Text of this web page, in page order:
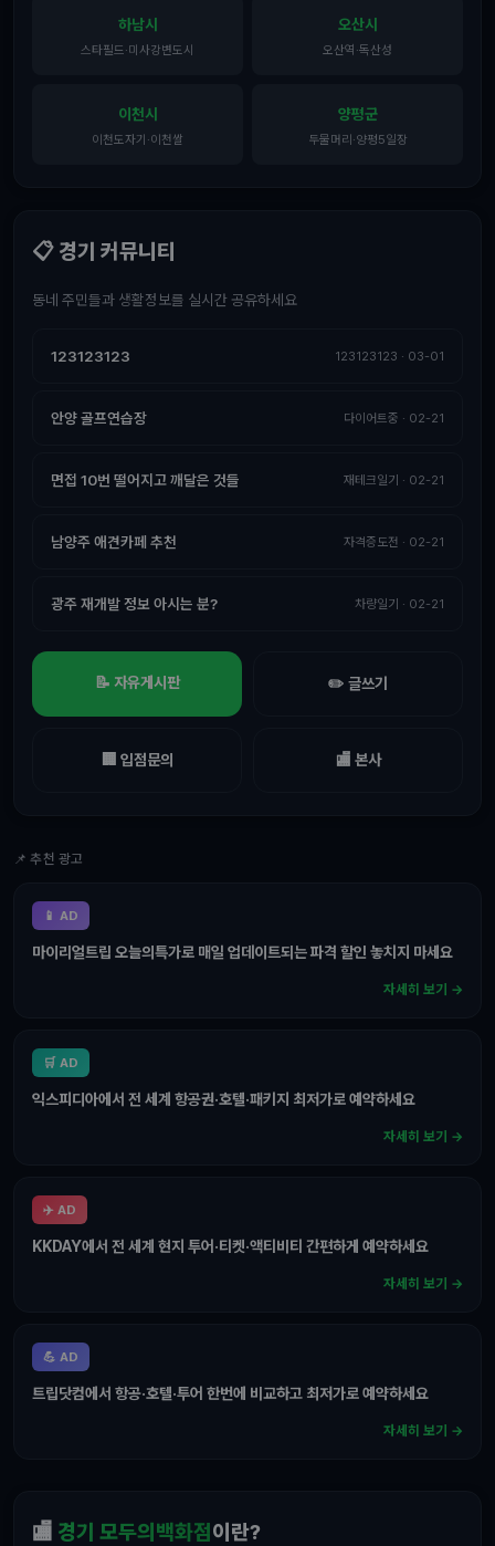
하남시
스타필드·미사강변도시
오산시
오산역·독산성
이천시
이천도자기·이천쌀
양평군
두물머리·양평5일장
📋 경기 커뮤니티
동네 주민들과 생활정보를 실시간 공유하세요
123123123 123123123 · 03-01
안양 골프연습장 다이어트중 · 02-21
면접 10번 떨어지고 깨달은 것들 재테크일기 · 02-21
남양주 애견카페 추천 자격증도전 · 02-21
광주 재개발 정보 아시는 분? 차량일기 · 02-21
📝 자유게시판 ✏️ 글쓰기
🏢 입점문의 🏬 본사
📌 추천 광고
📱 AD
마이리얼트립 오늘의특가로 매일 업데이트되는 파격 할인 놓치지 마세요
자세히 보기 →
🛒 AD
익스피디아에서 전 세계 항공권·호텔·패키지 최저가로 예약하세요
자세히 보기 →
✈️ AD
KKDAY에서 전 세계 현지 투어·티켓·액티비티 간편하게 예약하세요
자세히 보기 →
💪 AD
트립닷컴에서 항공·호텔·투어 한번에 비교하고 최저가로 예약하세요
자세히 보기 →
🏬 경기 모두의백화점 이란?